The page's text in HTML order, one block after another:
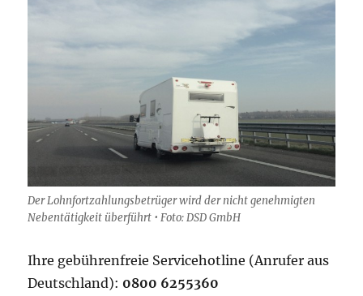
Der Lohnfortzahlungsbetrüger wird der nicht genehmigten
Nebentätigkeit überführt • Foto: DSD GmbH
Ihre gebührenfreie Servicehotline (Anrufer aus
Deutschland): 0800 6255360